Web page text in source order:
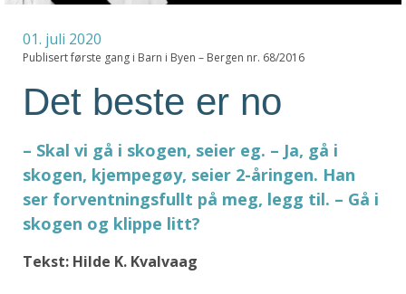
01. juli 2020
Publisert første gang i Barn i Byen – Bergen nr. 68/2016
Det beste er no
– Skal vi gå i skogen, seier eg. – Ja, gå i
skogen, kjempegøy, seier 2-åringen. Han
ser forventningsfullt på meg, legg til. – Gå i
skogen og klippe litt?
Tekst: Hilde K. Kvalvaag